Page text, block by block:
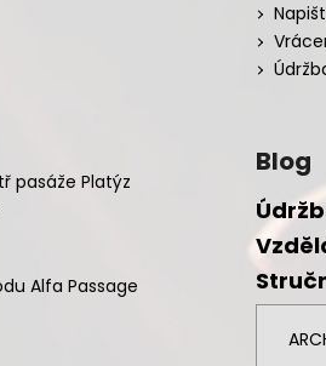
pasáže Platýz
Alfa Passage
Blog